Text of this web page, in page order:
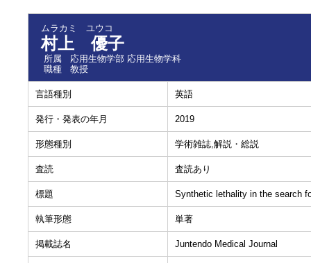
ムラカミ ユウコ
村上 優子
所属
応用生物学部 応用生物学科
職種
教授
言語種別 英語
発行・発表の年月 2019
形態種別 学術雑誌,解説・総説
査読 査読あり
標題 Synthetic lethality in the search
執筆形態 単著
掲載誌名 Juntendo Medical Journal